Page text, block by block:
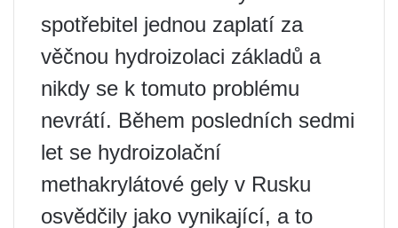
spotřebitel jednou zaplatí za
věčnou hydroizolaci základů a
nikdy se k tomuto problému
nevrátí. Během posledních sedmi
let se hydroizolační
methakrylátové gely v Rusku
osvědčily jako vynikající, a to